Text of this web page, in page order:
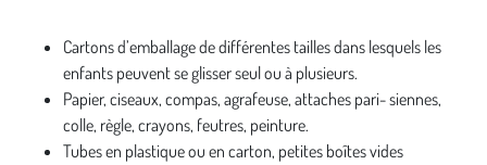
Cartons d’emballage de différentes tailles dans lesquels les
enfants peuvent se glisser seul ou à plusieurs.
Papier, ciseaux, compas, agrafeuse, attaches pari- siennes,
colle, règle, crayons, feutres, peinture.
Tubes en plastique ou en carton, petites boîtes vides